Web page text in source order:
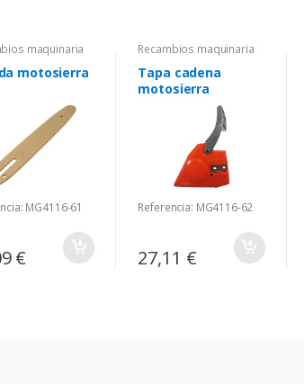
maquinaria
motosierra
MG4116-61
€
Recambios maquinaria
Tapa cadena
motosierra
Referencia: MG4116-62
27,11 €